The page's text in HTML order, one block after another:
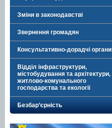
Зміни в законодавстві
Звернення громадян
Консультативно-дорадчі органи
Відділ інфраструктури,
містобудування та архітектури,
житлово-комунального
господарства та екології
Безбар’єрність